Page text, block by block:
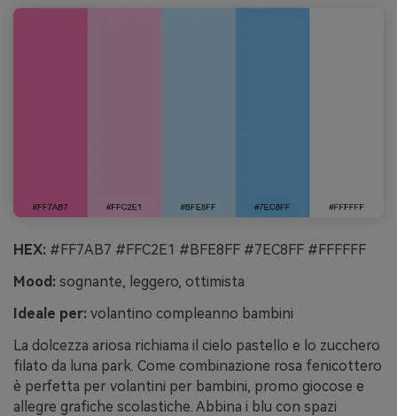
HEX: #FF7AB7 #FFC2E1 #BFE8FF #7EC8FF #FFFFFF
Mood: sognante, leggero, ottimista
Ideale per: volantino compleanno bambini
La dolcezza ariosa richiama il cielo pastello e lo zucchero
filato da luna park. Come combinazione rosa fenicottero
è perfetta per volantini per bambini, promo giocose e
allegre grafiche scolastiche. Abbina i blu con spazi